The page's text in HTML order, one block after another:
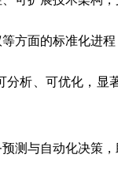
方面的标准化进
析、可优化，显
测与自动化决策